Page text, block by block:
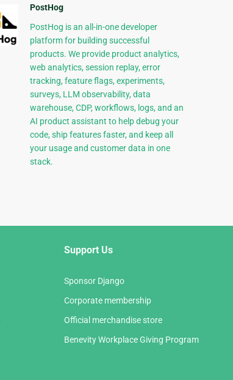
PostHog
PostHog is an all-in-one developer
platform for building successful
products. We provide product analytics,
web analytics, session replay, error
tracking, feature flags, experiments,
surveys, LLM observability, data
warehouse, CDP, workflows, logs, and an
AI product assistant to help debug your
code, ship features faster, and keep all
your usage and customer data in one
stack.
Support Us
Sponsor Django
Corporate membership
Official merchandise store
Benevity Workplace Giving Program